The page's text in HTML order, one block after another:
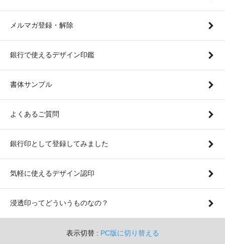
メルマガ登録・解除
銀行で使えるデザイン印鑑
書体サンプル
よくあるご質問
銀行印として登録してみました
気軽に使えるデザイン認印
浸透印ってどういうものなの？
表示切替 : PC版に切り替える